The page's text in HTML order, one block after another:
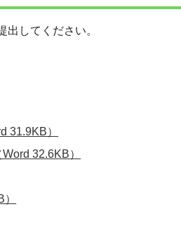
してください。
31.9KB）
Word 32.6KB）